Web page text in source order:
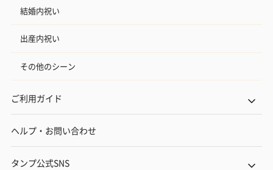
結婚内祝い
出産内祝い
その他のシーン
ご利用ガイド
ヘルプ・お問い合わせ
タンプ公式SNS